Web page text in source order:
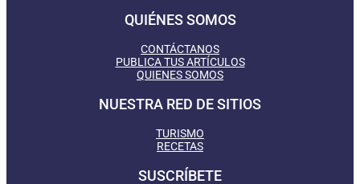
QUIÉNES SOMOS
CONTÁCTANOS
PUBLICA TUS ARTÍCULOS
QUIENES SOMOS
NUESTRA RED DE SITIOS
TURISMO
RECETAS
SUSCRÍBETE